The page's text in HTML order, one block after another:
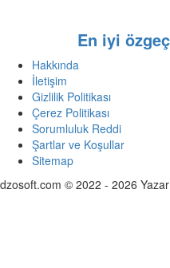
En iyi
Hakkında
İletişim
Gizlilik Politikası
Çerez Politikası
Sorumluluk Reddi
Şartlar ve Koşullar
Sitemap
dzosoft.com © 2022 - 2026